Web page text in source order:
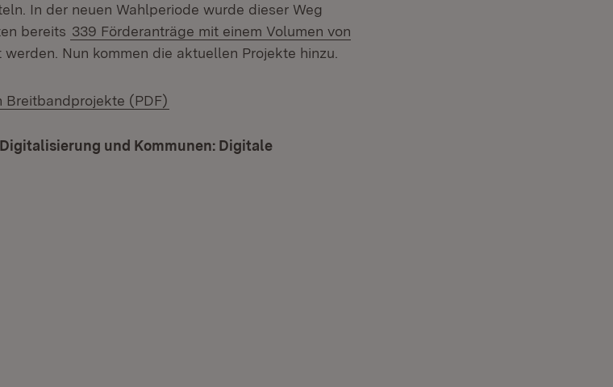
In der neuen Wahlperiode wurde dieser Weg
bereits 339 Förderanträge mit einem Volumen von
Nun kommen die aktuellen Projekte hinzu.
(PDF)
und Kommunen: Digitale